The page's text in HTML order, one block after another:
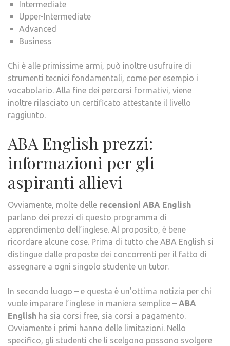
Intermediate
Upper-Intermediate
Advanced
Business
Chi è alle primissime armi, può inoltre usufruire di
strumenti tecnici fondamentali, come per esempio i
vocabolario. Alla fine dei percorsi formativi, viene
inoltre rilasciato un certificato attestante il livello
raggiunto.
ABA English prezzi:
informazioni per gli
aspiranti allievi
Ovviamente, molte delle recensioni ABA English
parlano dei prezzi di questo programma di
apprendimento dell’inglese. Al proposito, è bene
ricordare alcune cose. Prima di tutto che ABA English si
distingue dalle proposte dei concorrenti per il fatto di
assegnare a ogni singolo studente un tutor.
In secondo luogo – e questa è un’ottima notizia per chi
vuole imparare l’inglese in maniera semplice – ABA
English ha sia corsi free, sia corsi a pagamento.
Ovviamente i primi hanno delle limitazioni. Nello
specifico, gli studenti che li scelgono possono svolgere